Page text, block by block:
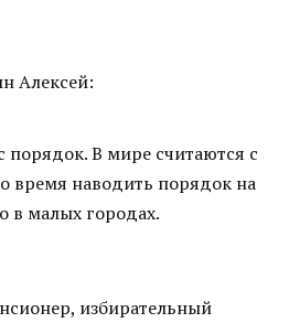
Алексей:
порядок. В мире считаются с
время наводить порядок на
в малых городах.
избирательный